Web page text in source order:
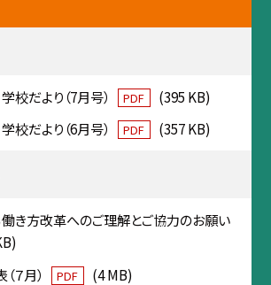
だより（7月号） PDF
(395 KB)
だより（6月号）
PDF (357 KB)
き方改革へのご理解とご協力のお願い
７月）
PDF
(4 MB)